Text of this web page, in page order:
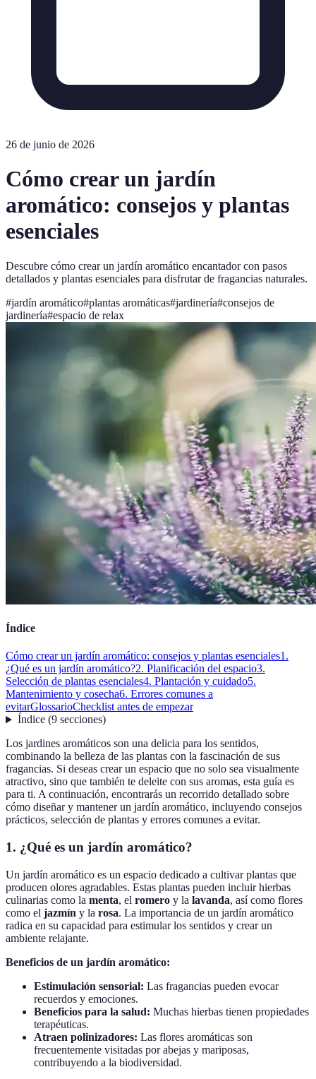
26 de junio de 2026
Cómo crear un jardín
aromático: consejos y plantas
esenciales
Descubre cómo crear un jardín aromático encantador con pasos
detallados y plantas esenciales para disfrutar de fragancias naturales.
#jardín aromático#plantas aromáticas#jardinería#consejos de
jardinería#espacio de relax
Índice
Cómo crear un jardín aromático: consejos y plantas esenciales1.
¿Qué es un jardín aromático?2. Planificación del espacio3.
Selección de plantas esenciales4. Plantación y cuidado5.
Mantenimiento y cosecha6. Errores comunes a
evitarGlossarioChecklist antes de empezar
Índice(9 secciones)
Los jardines aromáticos son una delicia para los sentidos,
combinando la belleza de las plantas con la fascinación de sus
fragancias. Si deseas crear un espacio que no solo sea visualmente
atractivo, sino que también te deleite con sus aromas, esta guía es
para ti. A continuación, encontrarás un recorrido detallado sobre
cómo diseñar y mantener un jardín aromático, incluyendo consejos
prácticos, selección de plantas y errores comunes a evitar.
1. ¿Qué es un jardín aromático?
Un jardín aromático es un espacio dedicado a cultivar plantas que
producen olores agradables. Estas plantas pueden incluir hierbas
culinarias como la menta, el romero y la lavanda, así como flores
como el jazmín y la rosa. La importancia de un jardín aromático
radica en su capacidad para estimular los sentidos y crear un
ambiente relajante.
Beneficios de un jardín aromático:
Estimulación sensorial: Las fragancias pueden evocar
recuerdos y emociones.
Beneficios para la salud: Muchas hierbas tienen propiedades
terapéuticas.
Atraen polinizadores: Las flores aromáticas son
frecuentemente visitadas por abejas y mariposas,
contribuyendo a la biodiversidad.